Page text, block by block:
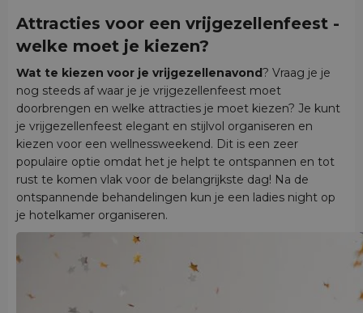
Attracties voor een vrijgezellenfeest -
welke moet je kiezen?
Wat te kiezen voor je vrijgezellenavond? Vraag je je
nog steeds af waar je je vrijgezellenfeest moet
doorbrengen en welke attracties je moet kiezen? Je kunt
je vrijgezellenfeest elegant en stijlvol organiseren en
kiezen voor een wellnessweekend. Dit is een zeer
populaire optie omdat het je helpt te ontspannen en tot
rust te komen vlak voor de belangrijkste dag! Na de
ontspannende behandelingen kun je een ladies night op
je hotelkamer organiseren.